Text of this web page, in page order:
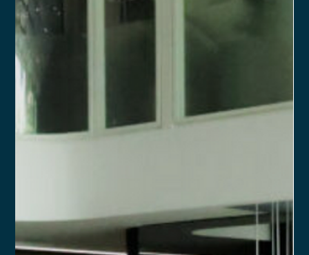
atividades complementares.